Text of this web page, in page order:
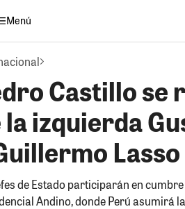
Menú
Castillo se
la izquierda
Lasso
de Estado participarán en
Andino, donde Perú asumirá